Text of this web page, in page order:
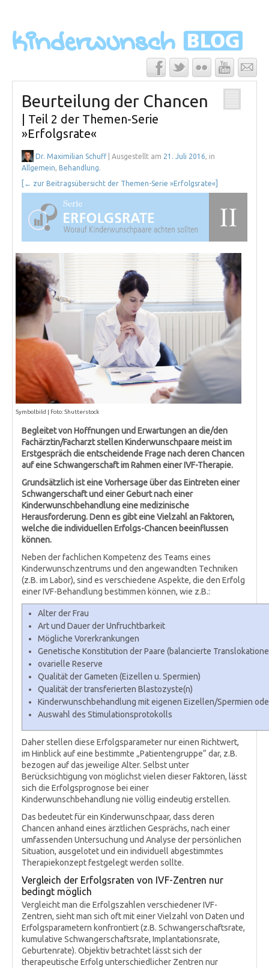
Beurteilung der Chancen
| Teil 2 der Themen-Serie
»Erfolgsrate«
Dr. Maximilian Schuff| Ausgestellt am 21. Juli 2016, in
Allgemein, Behandlung.
[← zur Beitragsübersicht der Themen-Serie »Erfolgsrate«]
Symbolbild | Foto: Shutterstock
Begleitet von Hoffnungen und Erwartungen an die/den
Fachärztin/Facharzt stellen Kinderwunschpaare meist im
Erstgespräch die entscheidende Frage nach deren Chancen
auf eine Schwangerschaft im Rahmen einer IVF-Therapie.
Grundsätzlich ist eine Vorhersage über das Eintreten einer
Schwangerschaft und einer Geburt nach einer
Kinderwunschbehandlung eine medizinische
Herausforderung. Denn es gibt eine Vielzahl an Faktoren,
welche die individuellen Erfolgs-Chancen beeinflussen
können.
Neben der fachlichen Kompetenz des Teams eines
Kinderwunschzentrums und den angewandten Techniken
(z.B. im Labor), sind es verschiedene Aspekte, die den Erfolg
einer IVF-Behandlung bestimmen können, wie z.B.:
Alter der Frau
Art und Dauer der Unfruchtbarkeit
Mögliche Vorerkrankungen
Genetische Konstitution der Paare (balancierte
ovarielle Reserve
Qualität der Gameten (Eizellen u. Spermien)
Qualität der transferierten Blastozyste(n)
Kinderwunschbehandlung mit eigenen Eizellen/Spermien
Auswahl des Stimulationsprotokolls
Daher stellen diese Erfolgsparameter nur einen Richtwert,
im Hinblick auf eine bestimmte „Patientengruppe“ dar, z.B.
bezogen auf das jeweilige Alter. Selbst unter
Berücksichtigung von möglichst vielen dieser Faktoren, lässt
sich die Erfolgsprognose bei einer
Kinderwunschbehandlung nie völlig eindeutig erstellen.
Das bedeutet für ein Kinderwunschpaar, dass deren
Chancen anhand eines ärztlichen Gesprächs, nach einer
umfassenden Untersuchung und Analyse der persönlichen
Situation, ausgelotet und ein individuell abgestimmtes
Therapiekonzept festgelegt werden sollte.
Vergleich der Erfolgsraten von IVF-Zentren nur
bedingt möglich
Vergleicht man die Erfolgszahlen verschiedener IVF-
Zentren, sieht man sich oft mit einer Vielzahl von Daten und
Erfolgsparametern konfrontiert (z.B. Schwangerschaftsrate,
kumulative Schwangerschaftsrate, Implantationsrate,
Geburtenrate). Objektiv betrachtet lässt sich der
therapeutische Erfolg unterschiedlicher Zentren nur